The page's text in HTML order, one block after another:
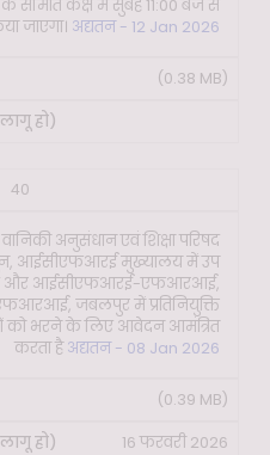
समिति कक्ष में सुबह 11:00 बजे से
जाएगा। अद्यतन - 12 Jan 2026
(0.38 MB)
40
वानिकी अनुसंधान एवं शिक्षा परिषद
आईसीएफआरई मुख्यालय में उप
और आईसीएफआरई-एफआरआई,
जबलपुर में प्रतिनियुक्ति
को भरने के लिए आवेदन आमंत्रित
करता हैअद्यतन - 08 Jan 2026
(0.39 MB)
16 फरवरी 2026